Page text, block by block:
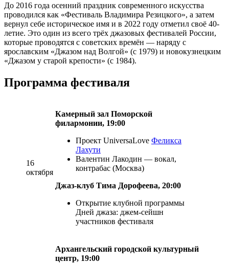
До 2016 года осенний праздник современного искусства
проводился как «Фестиваль Владимира Резицкого», а затем
вернул себе историческое имя и в 2022 году отметил своё 40-
летие. Это один из всего трёх джазовых фестивалей России,
которые проводятся с советских времён — наряду с
ярославским «Джазом над Волгой» (с 1979) и новокузнецким
«Джазом у старой крепости» (с 1984).
Программа фестиваля
16
октября
Камерный зал Поморской
филармонии, 19:00
Проект UniversaLove Феликса
Лахути
Валентин Лакодин — вокал,
контрабас (Москва)
Джаз-клуб Тима Дорофеева, 20:00
Открытие клубной программы
Дней джаза: джем-сейшн
участников фестиваля
Архангельский городской культурный
центр, 19:00